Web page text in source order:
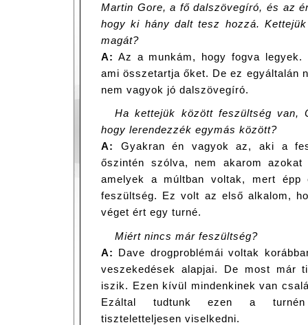
Martin Gore, a fő dalszövegíró, és az
hogy ki hány dalt tesz hozzá.
magát?
A: Az a munkám, hogy fogva
ami összetartja őket. De ez egyáltalán
nem vagyok jó dalszövegíró.
Ha kettejük között feszültség van,
hogy lerendezzék egymás között?
A:
Gyakran én vagyok az, aki a
őszintén szólva, nem akarom
amelyek a múltban voltak, mert
feszültség. Ez volt az első alkalom,
véget ért egy turné.
Miért nincs már feszültség?
A: Dave drogproblémái voltak
veszekedések alapjai. De most már
iszik. Ezen kívül mindenkinek van
Ezáltal tudtunk ezen a turnén
tiszteletteljesen viselkedni.